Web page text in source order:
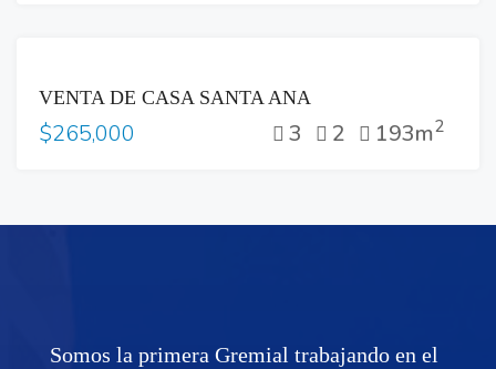
VENTA DE CASA SANTA ANA
$265,000 3 2 193m2
Somos la primera Gremial trabajando en el